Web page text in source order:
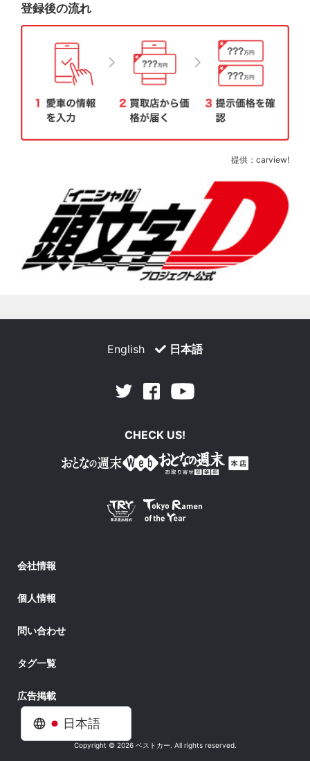
日本語
登録後の流れ
提供：carview!
English 日本語
Twitter Facebook
CHECK US!
会社情報
個人情報
問い合わせ
タグ一覧
広告掲載
Copyright © 2026 ベストカー. All rights reserved.